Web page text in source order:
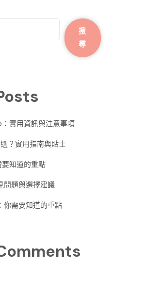
搜
尋
實用資訊與注意事項
？實用指南與貼士
知道的重點
問題與選擇建議
你需要知道的重點